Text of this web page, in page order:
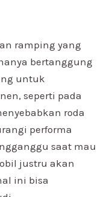
ramping yang
bertanggung
untuk
seperti pada
roda
performa
saat mau
justru akan
ini bisa